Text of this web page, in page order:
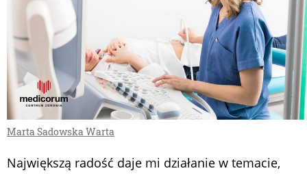
Marta Sadowska Warta
Największą radość daje mi działanie w temacie,